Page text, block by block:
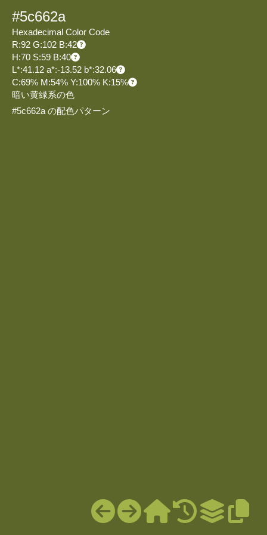
#5c662a
Hexadecimal Color Code
R:92 G:102 B:42
H:70 S:59 B:40
L*:41.12 a*:-13.52 b*:32.06
C:69% M:54% Y:100% K:15%
暗い黄緑系の色
#5c662a の配色パターン